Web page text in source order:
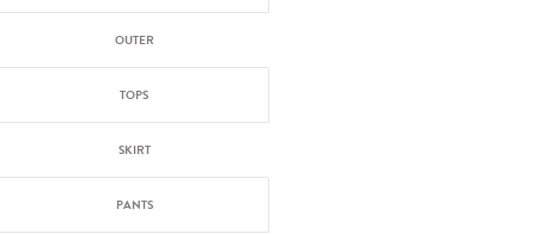
OUTER
TOPS
SKIRT
PANTS